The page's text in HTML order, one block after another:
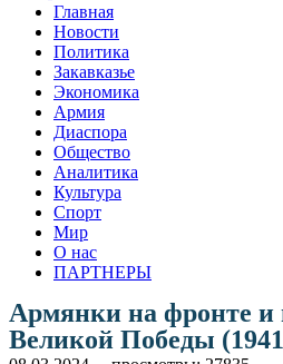
Главная
Новости
Политика
Закавказье
Экономика
Армия
Диаспора
Общество
Аналитика
Культура
Спорт
Мир
О нас
ПАРТНЕРЫ
Армянки на фронте и
Великой Победы